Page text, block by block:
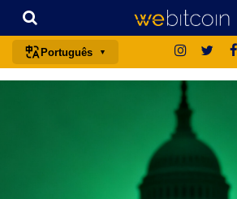
Português